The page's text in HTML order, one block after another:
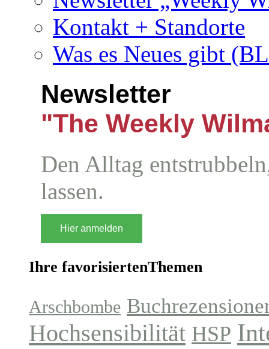
Kontakt + Standorte
Was es Neues gibt
Newsletter
"The Weekly
Den Alltag
lassen.
Hier anmelden
Ihre favorisiertenThemen
Arschbombe
Hochsensibilität HSP